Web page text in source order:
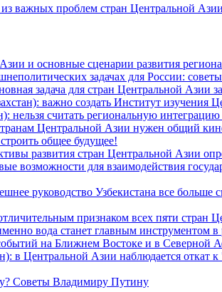
важных проблем стран Центральной
и основные сценарии развития региона
задачах для России:
задача для стран Центральной Азии
важно создать Институт изучения
нельзя считать региональную
Центральной Азии нужен общий
общее будущее!
развития стран Центральной Азии
возможности для взаимодействия
руководство Узбекистана все
признаком всех пяти стран
вода станет главным инструментом
на Ближнем Востоке и в
в Центральной Азии наблюдается
Советы Владимиру Путину